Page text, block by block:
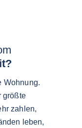
Wohnung.
größte
zahlen,
leben,